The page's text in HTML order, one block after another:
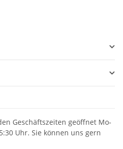
Geschäftszeiten geöffnet Mo-
Uhr. Sie können uns gern